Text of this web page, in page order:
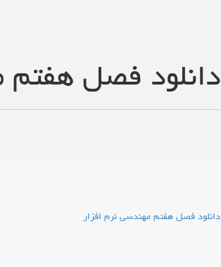
دانلود فصل هفتم
دانلود فصل هفتم مهندسی نرم افزار